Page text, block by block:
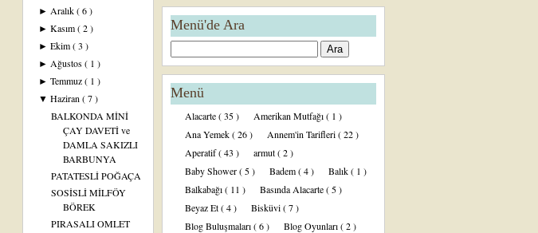
►Aralık( 6 )
►Kasım( 2 )
►Ekim( 3 )
►Ağustos( 1 )
►Temmuz( 1 )
▼Haziran( 7 )
BALKONDA MİNİ
ÇAY DAVETİ ve
DAMLA SAKIZLI
BARBUNYA
PATATESLİ POĞAÇA
SOSİSLİ MİLFÖY
BÖREK
PIRASALI OMLET
Menü'de Ara
Menü
Alacarte( 35 ) Amerikan Mutfağı( 1 )
Ana Yemek( 26 ) Annem'in Tarifleri( 22 )
Aperatif( 43 ) armut( 2 )
Baby Shower( 5 ) Badem( 4 ) Balık( 1 )
Balkabağı( 11 ) Basında Alacarte( 5 )
Beyaz Et( 4 ) Bisküvi( 7 )
Blog Buluşmaları( 6 ) Blog Oyunları( 2 )